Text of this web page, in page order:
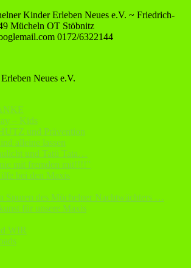
Kinder Erleben Neues e.V. ~ Friedrich-
Mücheln OT Stöbnitz
0172/6322144
Neues e.V.
– Kids
und Prävention
alleine lassen
und Tatü Tata…
mit fremden mit!!!!”
bei den Maxis
Spuren des Müchelner Nachtwächters …
für unsere Maxis
WIR